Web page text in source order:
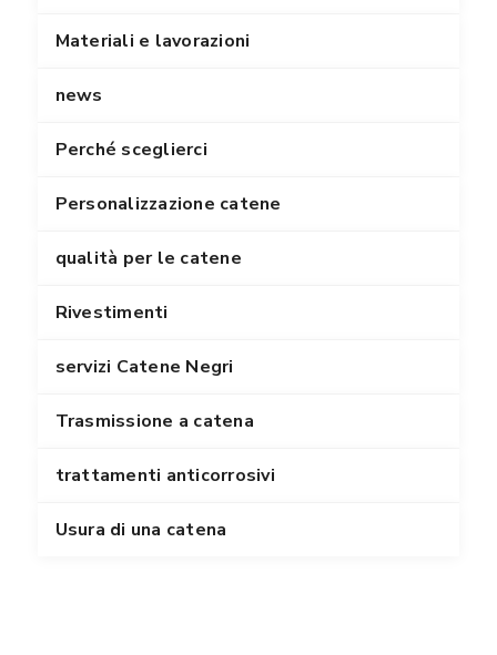
Materiali e lavorazioni
news
Perché sceglierci
Personalizzazione catene
qualità per le catene
Rivestimenti
servizi Catene Negri
Trasmissione a catena
trattamenti anticorrosivi
Usura di una catena